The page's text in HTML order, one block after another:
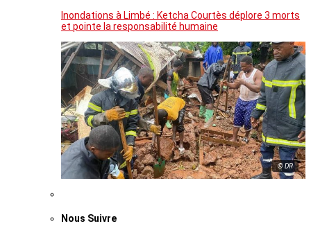
Inondations à Limbé : Ketcha Courtès déplore 3 morts
et pointe la responsabilité humaine
© DR
Nous Suivre